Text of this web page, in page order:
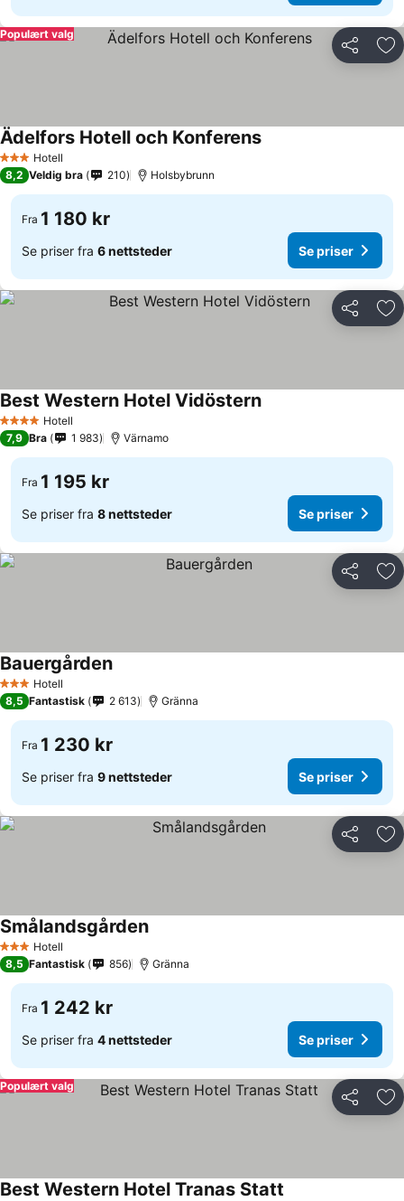
Del
Populært valg
3 StjernerHotell
Ädelfors Hotell och KonferensSe priser
8,2 Veldig bra 210 Holsbybrunn
Fra 1 180 kr
Se priser fra 6 nettsteder Se priser
Del
4 StjernerHotell
Best Western Hotel VidösternSe priser
7,9 Bra 1 983 Värnamo
Fra 1 195 kr
Se priser fra 8 nettsteder Se priser
Del
3 StjernerHotell
BauergårdenSe priser
8,5 Fantastisk 2 613 Gränna
Fra 1 230 kr
Se priser fra 9 nettsteder Se priser
Del
3 StjernerHotell
SmålandsgårdenSe priser
8,5 Fantastisk 856 Gränna
Fra 1 242 kr
Se priser fra 4 nettsteder Se priser
Del
Populært valg
Best Western Hotel Tranas Statt